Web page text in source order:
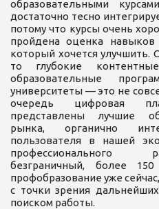
образовательными
достаточно тесно
потому что курсы очень
пройдена оценка навыков
который хочется
то глубокие
образовательные
университеты — это не
очередь цифровая
представлены лучшие
рынка, органично
пользователя в нашей
профессионального
безграничный, более
профобразование уже
с точки зрения
поиском работы.